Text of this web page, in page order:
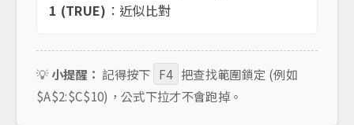
1 (TRUE) ：近似比對
💡小提醒： 記得按下 F4 把查找範圍鎖定 (例如
$A$2:$C$10)，公式下拉才不會跑掉。